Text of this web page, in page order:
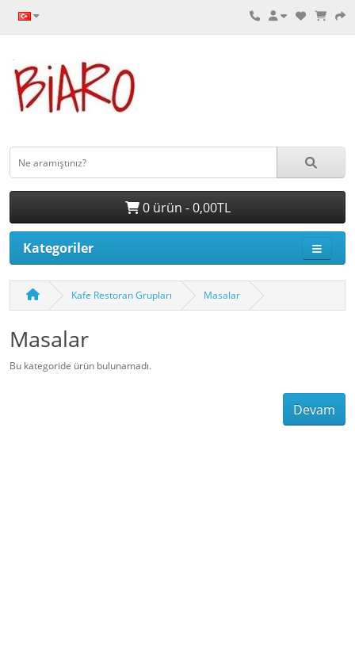
0 ürün - 0,00TL
Kategoriler
Kafe Restoran Grupları Masalar
Masalar
Bu kategoride ürün bulunamadı.
Devam